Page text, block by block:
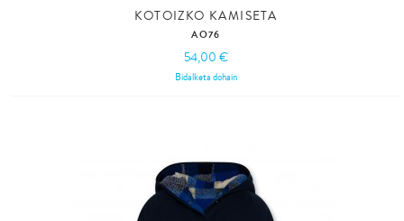
KOTOIZKO KAMISETA
AO76
54,00 €
Bidalketa dohain